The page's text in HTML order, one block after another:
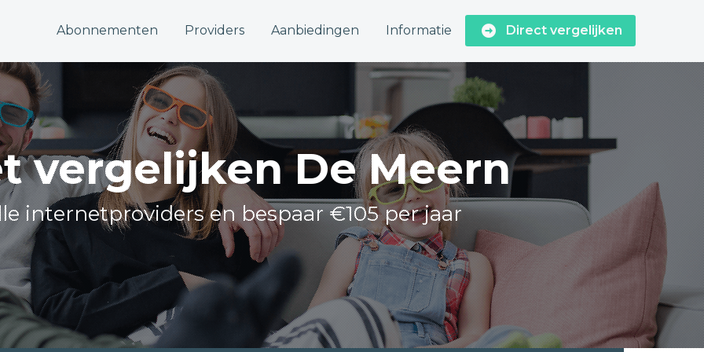
Abonnementen Providers Aanbiedingen Informatie Direct vergelijken
vergelijken De Meern
internetproviders en bespaar €105 per jaar